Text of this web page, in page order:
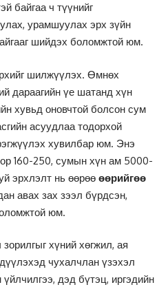
байгаа ч түүнийг
урамшуулах эрх зүйн
шийдэх боломжтой юм.
шилжүүлэх. Өмнөх
дараагийн үе шатанд хүн
хувьд оновчтой болсон сум
асуудлаа тодорхой
хувилбар юм. Энэ
160-250, сумын хүн ам 5000-
эрхлэлт нь өөрөө өөрийгөө
авах зах зээл бүрдсэн,
юм.
зорилгыг хүний хөгжил, ая
чухалчлан үзэхэл
үйлчилгээ, дэд бүтэц, иргэдийн